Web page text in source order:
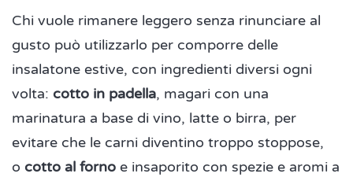
Chi vuole rimanere leggero senza rinunciare al
gusto può utilizzarlo per comporre delle
insalatone estive, con ingredienti diversi ogni
volta: cotto in padella, magari con una
marinatura a base di vino, latte o birra, per
evitare che le carni diventino troppo stoppose,
o cotto al forno e insaporito con spezie e aromi a